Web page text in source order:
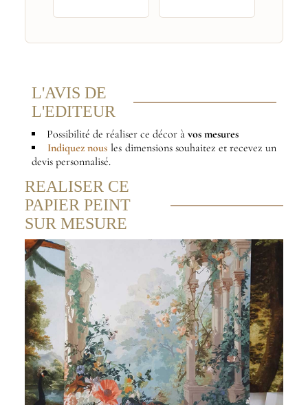
L'AVIS DE
L'EDITEUR
Possibilité de réaliser ce décor à vos mesures
Indiquez nous les dimensions souhaitez et recevez un
devis personnalisé.
REALISER CE
PAPIER PEINT
SUR MESURE